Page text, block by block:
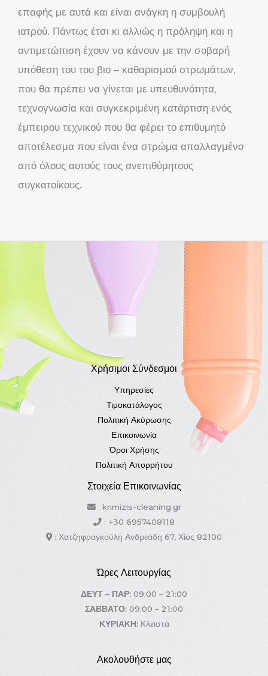
επαφής με αυτά και είναι ανάγκη η συμβουλή
ιατρού. Πάντως έτσι κι αλλιώς η πρόληψη και η
αντιμετώπιση έχουν να κάνουν με την σοβαρή
υπόθεση του του βιο – καθαρισμού στρωμάτων,
που θα πρέπει να γίνεται με υπευθυνότητα,
τεχνογνωσία και συγκεκριμένη κατάρτιση ενός
έμπειρου τεχνικού που θα φέρει το επιθυμητό
αποτέλεσμα που είναι ένα στρώμα απαλλαγμένο
από όλους αυτούς τους ανεπιθύμητους
συγκατοίκους.
Χρήσιμοι Σύνδεσμοι
Υπηρεσίες
Τιμοκατάλογος
Πολιτική Ακύρωσης
Επικοινωνία
Όροι Χρήσης
Πολιτική Απορρήτου
Στοιχεία Επικοινωνίας
: krimizis-cleaning.gr
: +30 6957408118
: Χατζηφραγκούλη Ανδρεάδη 67, Χίος 82100
Ώρες Λειτουργίας
ΔΕΥΤ – ΠΑΡ: 09:00 – 21:00
ΣΑΒΒΑΤΟ: 09:00 – 21:00
ΚΥΡΙΑΚΗ:Κλειστά
Ακολουθήστε μας